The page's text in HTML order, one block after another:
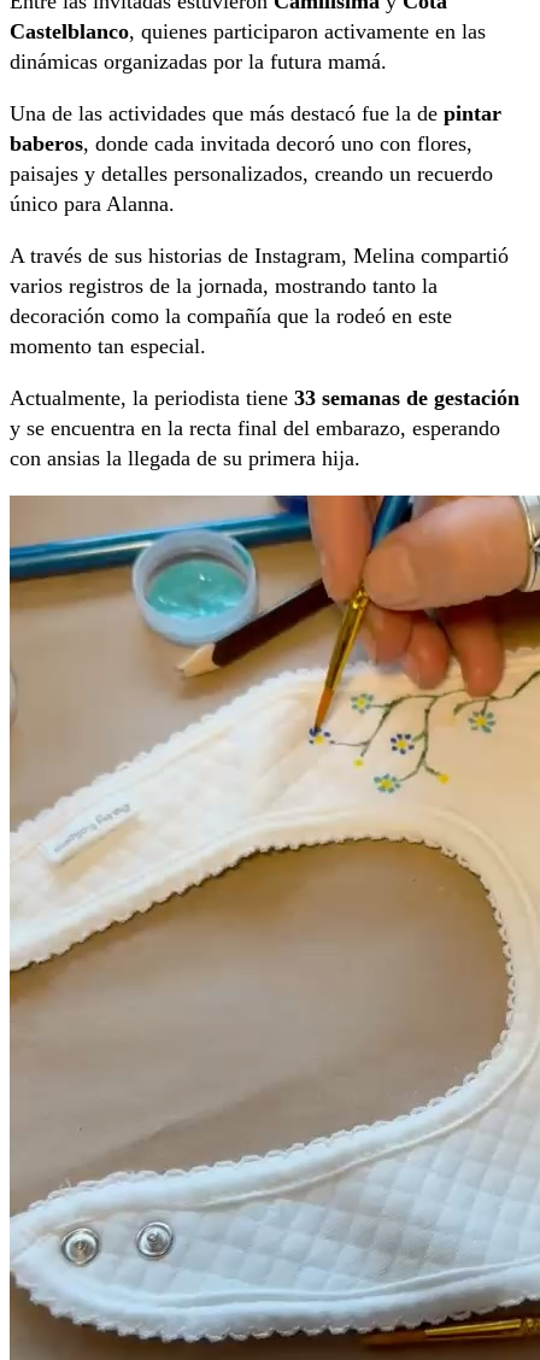
Castelblanco, quienes participaron activamente en las
dinámicas organizadas por la futura mamá.
Una de las actividades que más destacó fue la de pintar
baberos, donde cada invitada decoró uno con flores,
paisajes y detalles personalizados, creando un recuerdo
único para Alanna.
A través de sus historias de Instagram, Melina compartió
varios registros de la jornada, mostrando tanto la
decoración como la compañía que la rodeó en este
momento tan especial.
Actualmente, la periodista tiene 33 semanas de gestación
y se encuentra en la recta final del embarazo, esperando
con ansias la llegada de su primera hija.